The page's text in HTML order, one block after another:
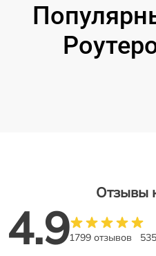
Отзывы
4.91799 отзывов